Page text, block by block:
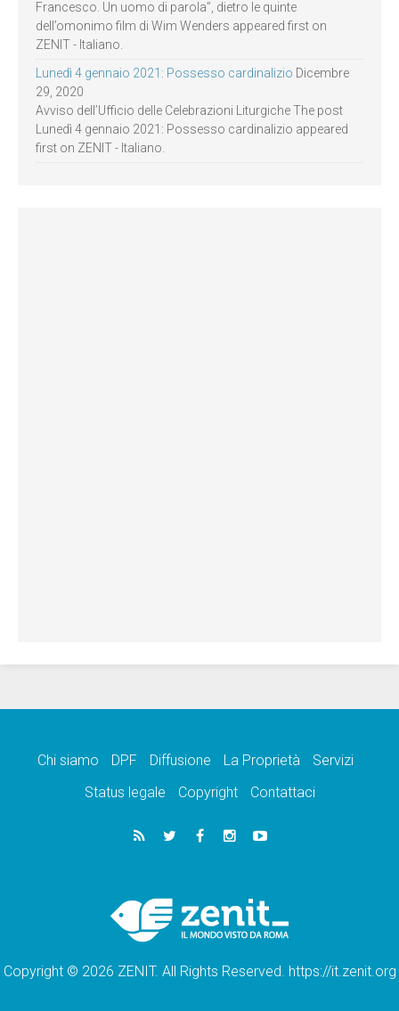
Francesco. Un uomo di parola”, dietro le quinte
dell’omonimo film di Wim Wenders appeared first on
ZENIT - Italiano.
Lunedì 4 gennaio 2021: Possesso cardinalizio Dicembre
29, 2020
Avviso dell’Ufficio delle Celebrazioni Liturgiche The post
Lunedì 4 gennaio 2021: Possesso cardinalizio appeared
first on ZENIT - Italiano.
Chi siamo DPF Diffusione La Proprietà
Servizi
Status legale
Copyright Contattaci
Copyright © 2026 ZENIT. All Rights Reserved. https://it.zenit.org